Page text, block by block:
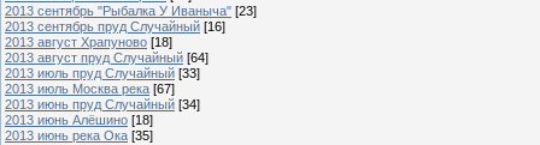
2013 сентябрь "Рыбалка У Иваныча" [23]
2013 сентябрь пруд Случайный [16]
2013 август Храпуново [18]
2013 август пруд Случайный [64]
2013 июль пруд Случайный [33]
2013 июль Москва река [67]
2013 июнь пруд Случайный [34]
2013 июнь Алёшино [18]
2013 июнь река Ока [35]